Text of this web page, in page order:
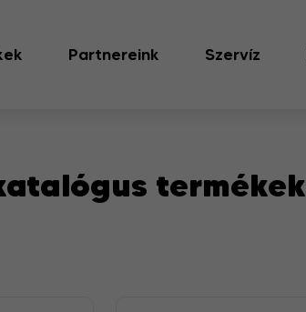
Partnereink Szervíz
termékek